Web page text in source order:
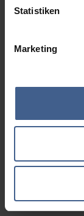
Statistiken
Marketing